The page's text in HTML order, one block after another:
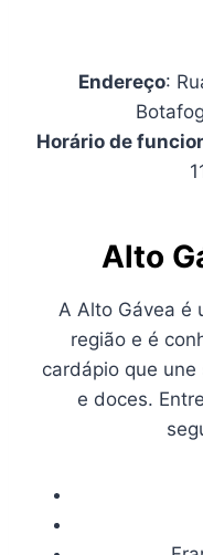
Endereço:
Horário de
Alto
A Alto Gávea é
região e é
cardápio que
e doces.